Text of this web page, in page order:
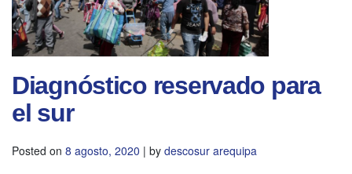
Diagnóstico reservado para
el sur
Posted on 8 agosto, 2020 | by descosur arequipa